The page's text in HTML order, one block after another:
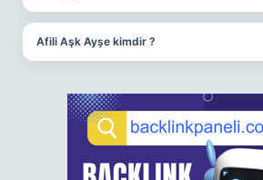
Afili Aşk Ayşe kimdir ?